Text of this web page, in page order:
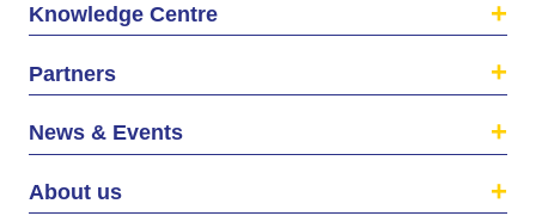
Knowledge Centre
Partners
News & Events
About us